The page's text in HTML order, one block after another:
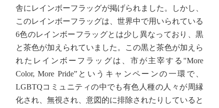
舎にレインボーフラッグが掲げられました。しかし、
このレインボーフラッグは、世界中で用いられている
6色のレインボーフラッグとは少し異なっており、黒
と茶色が加えられていました。この黒と茶色が加えら
れたレインボーフラッグは、市が主宰する"More
Color, More Pride”というキャンペーンの一環で、
LGBTQコミュニティの中でも有色人種の人々が周縁
化され、無視され、意図的に排除されたりしていると